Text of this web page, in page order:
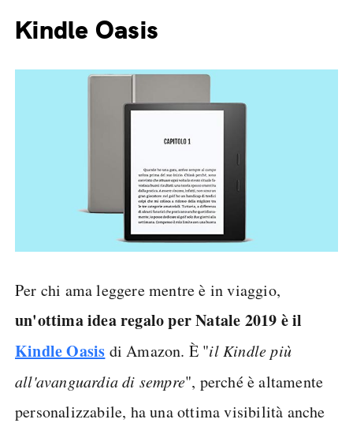
Kindle Oasis
Per chi ama leggere mentre è in viaggio,
un'ottima idea regalo per Natale 2019 è il
Kindle Oasis di Amazon. È "il Kindle più
all'avanguardia di sempre", perché è altamente
personalizzabile, ha una ottima visibilità anche